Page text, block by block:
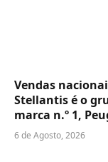
Vendas
Stellantis é o
marca n.º 1,
6 de Agosto, 2026